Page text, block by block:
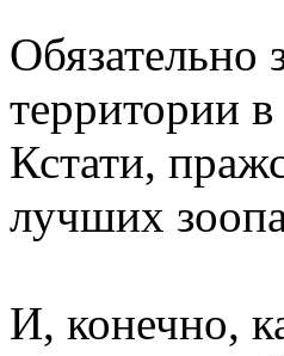
Обязательно
территории
Кстати,
лучших
И, конечно,